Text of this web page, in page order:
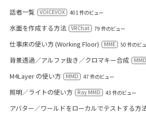
話者一覧 VOICEVOX 401 件のビュー
水面を作成する方法 VRChat 79 件のビュー
仕事床の使い方 (Working Floor) MME 50 件のビ
背景透過／アルファ抜き／クロマキー合成 MMD
M4Layer の使い方 MMD 47 件のビュー
照明／ライトの使い方 Ray MMD 43 件のビュー
アバター／ワールドをローカルでテストする方